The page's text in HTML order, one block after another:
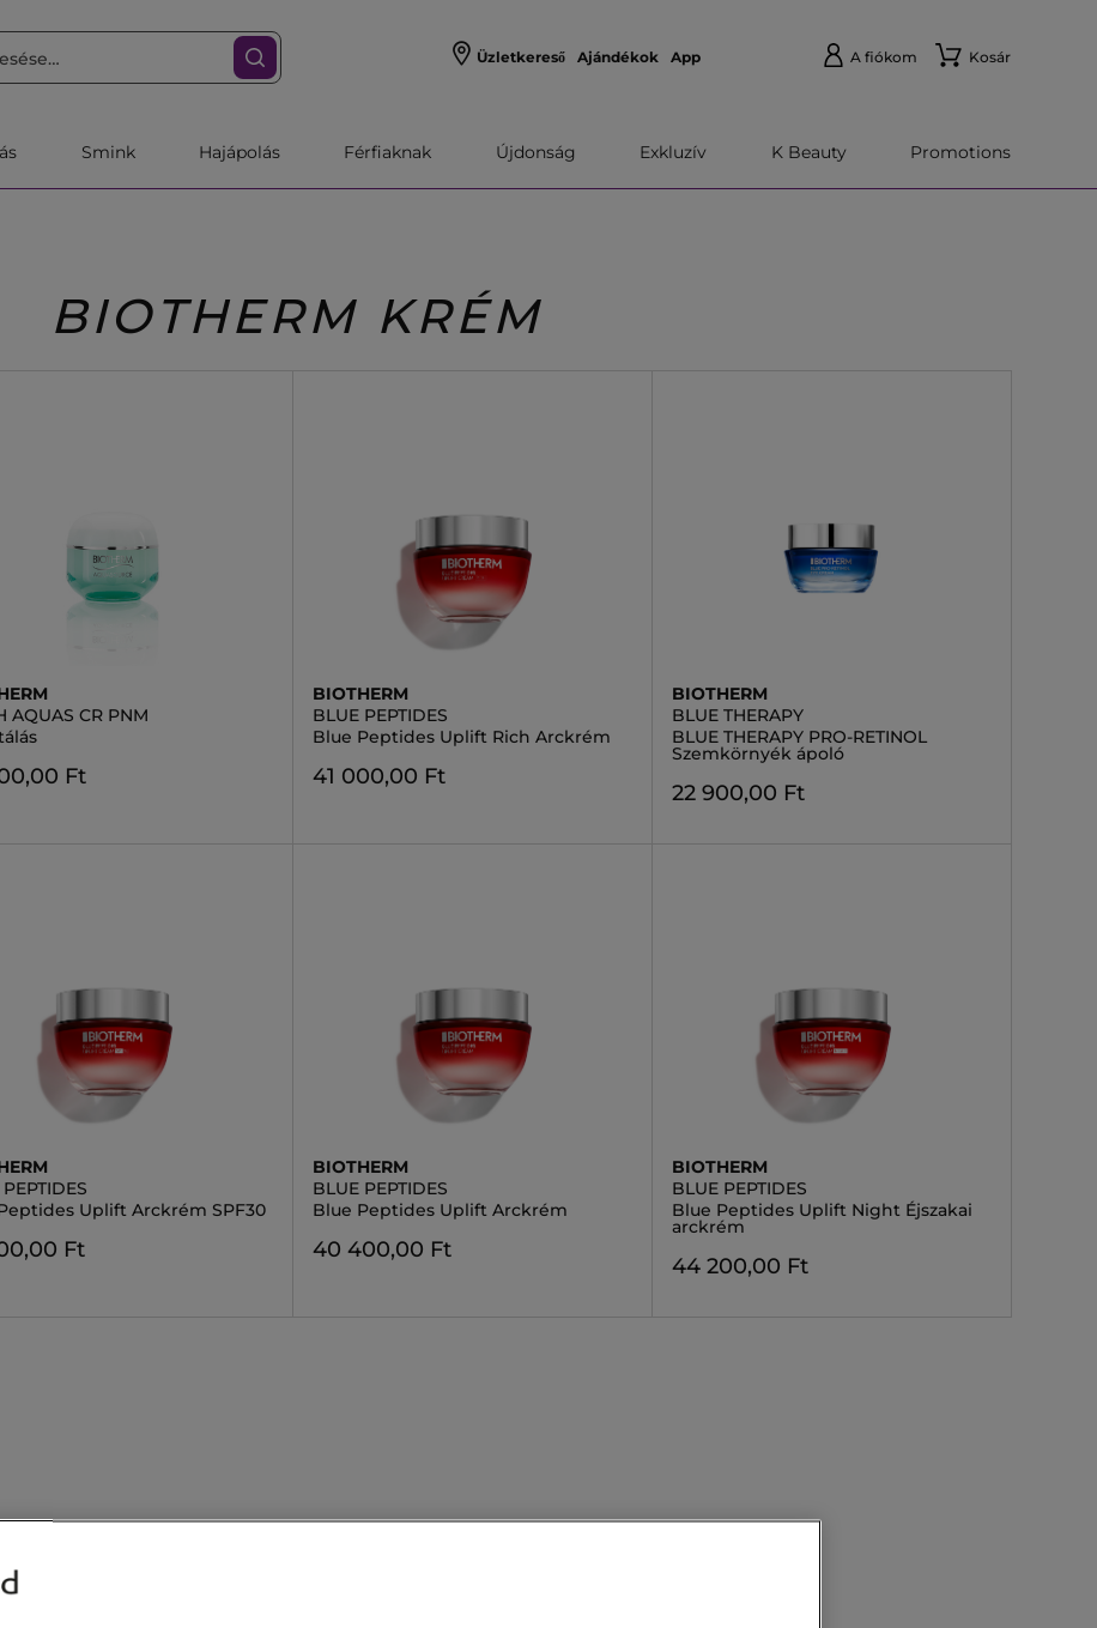
Üzletkereső Ajándékok App A fiókom Kosár
Smink Hajápolás Férfiaknak Újdonság Exkluzív K Beauty Promotions
BIOTHERM KRÉM
AQUAS CR PNM
Ft
BIOTHERM
BLUE PEPTIDES
Blue Peptides Uplift Rich Arckrém
41 000,00 Ft
BIOTHERM
BLUE THERAPY
BLUE THERAPY PRO-RETINOL
Szemkörnyék ápoló
22 900,00 Ft
Uplift Arckrém SPF30
Ft
BIOTHERM
BLUE PEPTIDES
Blue Peptides Uplift Arckrém
40 400,00 Ft
BIOTHERM
BLUE PEPTIDES
Blue Peptides Uplift Night Éjszakai
arckrém
44 200,00 Ft